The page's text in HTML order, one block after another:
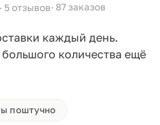
· 5 отзывов· 87 заказов
каждый день.
количества ещё
поштучно